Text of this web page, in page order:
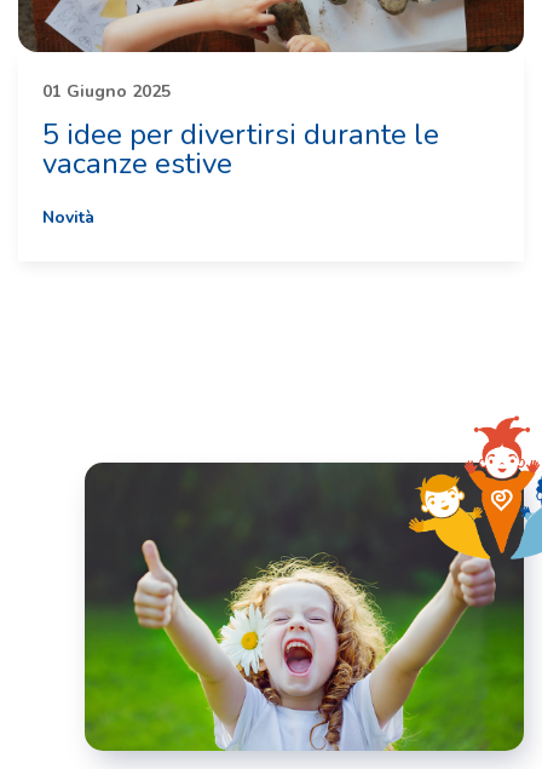
01 Giugno 2025
5 idee per divertirsi durante le
vacanze estive
Novità